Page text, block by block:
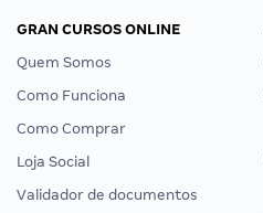
GRAN CURSOS ONLINE
Quem Somos
Como Funciona
Como Comprar
Loja Social
Validador de documentos